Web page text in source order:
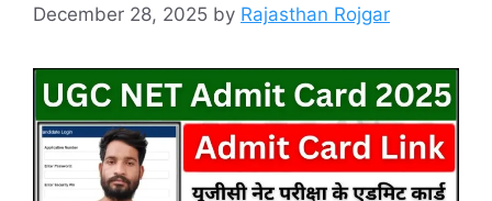
December 28, 2025 by Rajasthan Rojgar